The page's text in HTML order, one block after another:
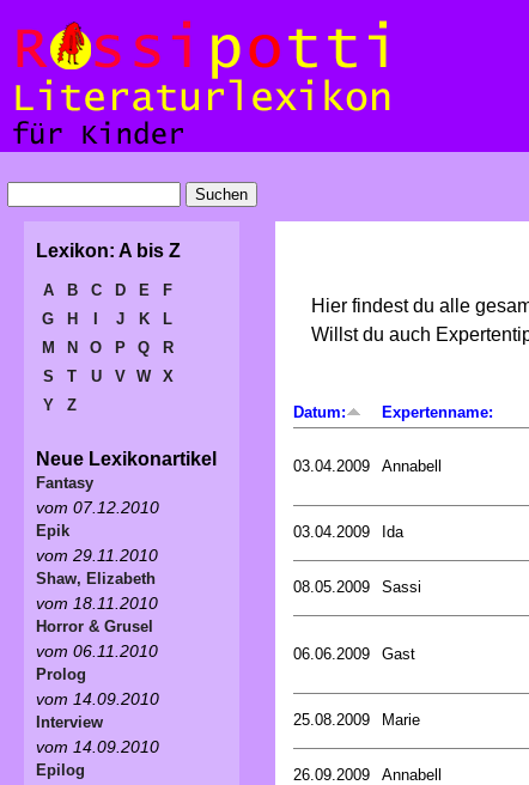
Hier findest du alle
Willst du auch
Datum: Expertenname:
03.04.2009 Annabell
03.04.2009 Ida
08.05.2009 Sassi
06.06.2009 Gast
25.08.2009 Marie
26.09.2009 Annabell
Lexikon: A bis Z
A B C D E
F
G
H J K
L
M
N O P Q
R
S
T U V W
X
Y
Z
Neue Lexikonartikel
Fantasy
vom 07.12.2010
Epik
vom 29.11.2010
Shaw, Elizabeth
vom 18.11.2010
Horror & Grusel
vom 06.11.2010
Prolog
vom 14.09.2010
Interview
vom 14.09.2010
Epilog